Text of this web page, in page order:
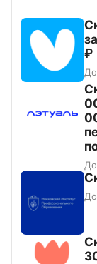
₽